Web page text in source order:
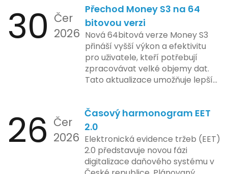
bezpečnost a ochranu spotřebitelů,
regulační orgány různých zemí jsou
na pozoru a sledují vývoj celého
případu velmi bedlivě. Vedení
společnosti zatím neposkytlo
podrobnější informace o
konkrétních záměrech či časové
ose zavedení této technologie.
kontrolovaném prostředí. Uživatelé
mají možnost předem se seznámit s
aktualizacemi, a tím lépe připravit
své systémy na oficiální zavedení
nového systému.
30 Čer
2026
Přechod Money S3 na 64
bitovou verzi
Nová 64bitová verze Money S3
přináší vyšší výkon a efektivitu
pro uživatele, kteří potřebují
zpracovávat velké objemy dat.
Tato aktualizace umožňuje lepší
podniky s náročnými účetními
procesy.
26 Čer
2026
Časový harmonogram EET
2.0
Elektronická evidence tržeb (EET)
2.0 představuje novou fázi
digitalizace daňového systému v